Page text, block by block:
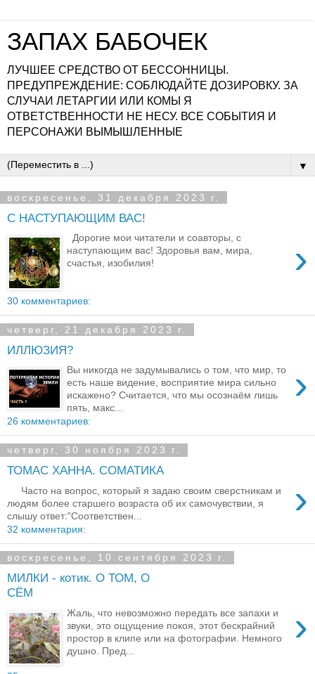
ЗАПАХ БАБОЧЕК
ЛУЧШЕЕ СРЕДСТВО ОТ БЕССОННИЦЫ.
ПРЕДУПРЕЖДЕНИЕ: СОБЛЮДАЙТЕ ДОЗИРОВКУ. ЗА
СЛУЧАИ ЛЕТАРГИИ ИЛИ КОМЫ Я
ОТВЕТСТВЕННОСТИ НЕ НЕСУ. ВСЕ СОБЫТИЯ И
ПЕРСОНАЖИ ВЫМЫШЛЕННЫЕ
▼
воскресенье, 31 декабря 2023 г.
С НАСТУПАЮЩИМ ВАС!
›
Дорогие мои читатели и соавторы, с
наступающим вас! Здоровья вам, мира,
счастья, изобилия!
30 комментариев:
четверг, 21 декабря 2023 г.
ИЛЛЮЗИЯ?
›
Вы никогда не задумывались о том, что мир, то
есть наше видение, восприятие мира сильно
искажено? Считается, что мы осознаём лишь
пять, макс...
26 комментариев:
четверг, 30 ноября 2023 г.
ТОМАС ХАННА. СОМАТИКА
›
Часто на вопрос, который я задаю своим сверстникам и
людям более старшего возраста об их самочувствии, я
слышу ответ:"Соответствен...
32 комментария:
воскресенье, 10 сентября 2023 г.
МИЛКИ - котик. О ТОМ, О
СЁМ
›
Жаль, что невозможно передать все запахи и
звуки, это ощущение покоя, этот бескрайний
простор в клипе или на фотографии. Немного
душно. Пред...